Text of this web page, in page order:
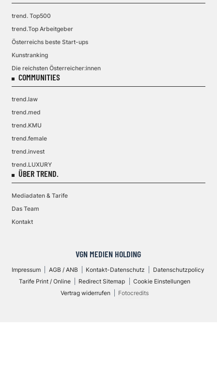
trend. Top500
trend.Top Arbeitgeber
Österreichs beste Start-ups
Kunstranking
Die reichsten Österreicher:innen
COMMUNITIES
trend.law
trend.med
trend.KMU
trend.female
trend.invest
trend.LUXURY
ÜBER TREND.
Mediadaten & Tarife
Das Team
Kontakt
VGN MEDIEN HOLDING
Impressum AGB / ANB Kontakt-Datenschutz
Datenschutzpolicy
Tarife Print / Online
Redirect Sitemap
Cookie Einstellungen
Vertrag widerrufen
Fotocredits